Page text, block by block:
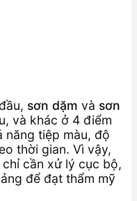
sơn dặm và sơn
và khác ở 4 điểm
năng tiệp màu, độ
thời gian. Vì vậy,
cần xử lý cục bộ,
để đạt thẩm mỹ